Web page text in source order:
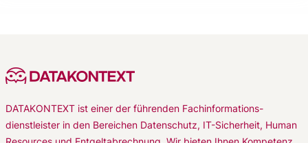
DATAKONTEXT ist einer der führenden Fachinformations-
dienstleister in den Bereichen Datenschutz, IT-Sicherheit, Human